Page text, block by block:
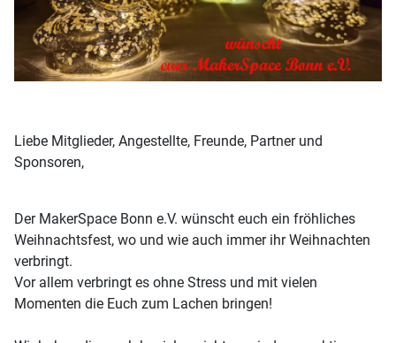
Liebe Mitglieder, Angestellte, Freunde, Partner und
Sponsoren,
Der MakerSpace Bonn e.V. wünscht euch ein fröhliches
Weihnachtsfest, wo und wie auch immer ihr Weihnachten
verbringt.
Vor allem verbringt es ohne Stress und mit vielen
Momenten die Euch zum Lachen bringen!